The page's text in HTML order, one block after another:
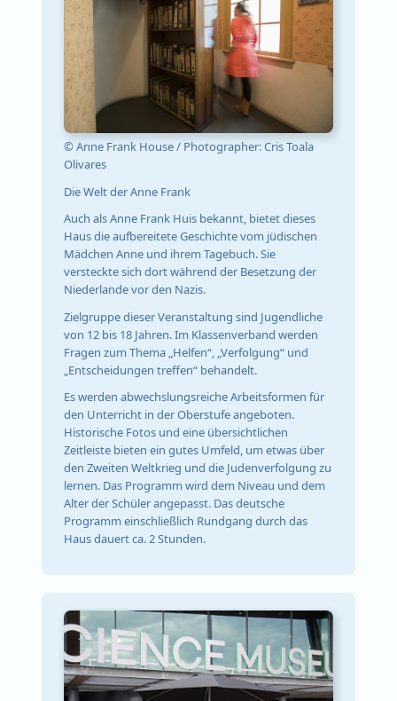
© Anne Frank House / Photographer: Cris Toala
Olivares
Die Welt der Anne Frank
Auch als Anne Frank Huis bekannt, bietet dieses
Haus die aufbereitete Geschichte vom jüdischen
Mädchen Anne und ihrem Tagebuch. Sie
versteckte sich dort während der Besetzung der
Niederlande vor den Nazis.
Zielgruppe dieser Veranstaltung sind Jugendliche
von 12 bis 18 Jahren. Im Klassenverband werden
Fragen zum Thema „Helfen“, „Verfolgung“ und
„Entscheidungen treffen“ behandelt.
Es werden abwechslungsreiche Arbeitsformen für
den Unterricht in der Oberstufe angeboten.
Historische Fotos und eine übersichtlichen
Zeitleiste bieten ein gutes Umfeld, um etwas über
den Zweiten Weltkrieg und die Judenverfolgung zu
lernen. Das Programm wird dem Niveau und dem
Alter der Schüler angepasst. Das deutsche
Programm einschließlich Rundgang durch das
Haus dauert ca. 2 Stunden.